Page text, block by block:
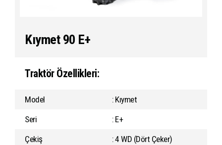
Kıymet 90 E+
Traktör Özellikleri:
Model
: Kıymet
Seri
: E+
Çekiş
: 4 WD (Dört Çeker)